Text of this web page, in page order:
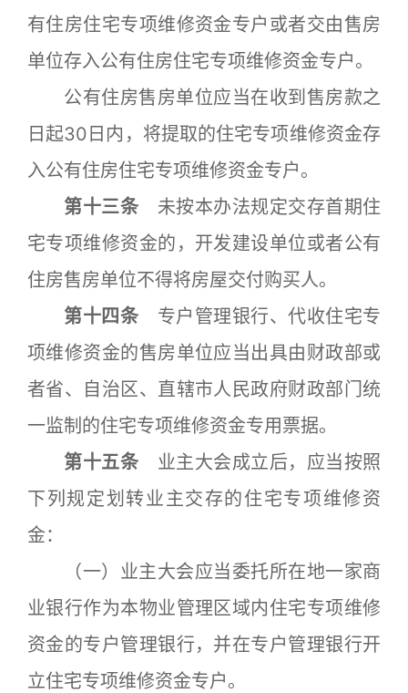
有住房住宅专项维修资金专户或者交由售房
单位存入公有住房住宅专项维修资金专户。
公有住房售房单位应当在收到售房款之
日起30日内，将提取的住宅专项维修资金存
入公有住房住宅专项维修资金专户。
第十三条 未按本办法规定交存首期住
宅专项维修资金的，开发建设单位或者公有
住房售房单位不得将房屋交付购买人。
第十四条 专户管理银行、代收住宅专
项维修资金的售房单位应当出具由财政部或
者省、自治区、直辖市人民政府财政部门统
一监制的住宅专项维修资金专用票据。
第十五条 业主大会成立后，应当按照
下列规定划转业主交存的住宅专项维修资
金：
（一）业主大会应当委托所在地一家商
业银行作为本物业管理区域内住宅专项维修
资金的专户管理银行，并在专户管理银行开
立住宅专项维修资金专户。